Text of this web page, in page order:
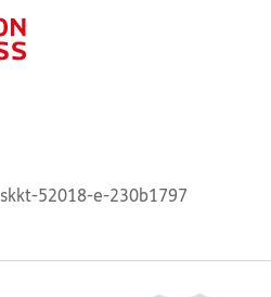
skkt-52018-e-230b1797